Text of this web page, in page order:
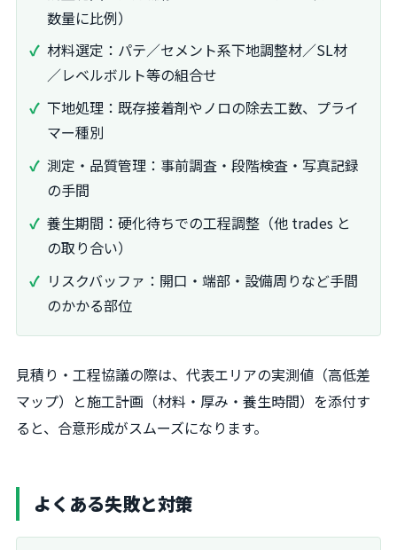
数量に比例）
材料選定：パテ／セメント系下地調整材／SL材
／レベルボルト等の組合せ
下地処理：既存接着剤やノロの除去工数、プライ
マー種別
測定・品質管理：事前調査・段階検査・写真記録
の手間
養生期間：硬化待ちでの工程調整（他 trades と
の取り合い）
リスクバッファ：開口・端部・設備周りなど手間
のかかる部位
見積り・工程協議の際は、代表エリアの実測値（高低差
マップ）と施工計画（材料・厚み・養生時間）を添付す
ると、合意形成がスムーズになります。
よくある失敗と対策